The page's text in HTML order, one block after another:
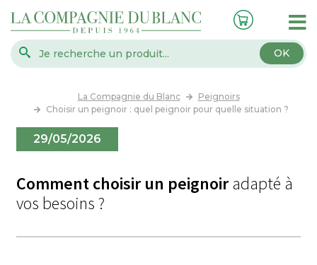
OK
La Compagnie du Blanc
Peignoirs
Choisir un peignoir : quel peignoir pour quelle situation ?
29/05/2026
Comment choisir un peignoiradapté à
vos besoins ?